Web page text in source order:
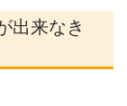
出来なき